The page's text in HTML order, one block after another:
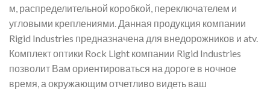
м, распределительной коробкой, переключателем и
угловыми креплениями. Данная продукция компании
Rigid Industries предназначена для внедорожников и atv.
Комплект оптики Rock Light компании Rigid Industries
позволит Вам ориентироваться на дороге в ночное
время, а окружающим отчетливо видеть ваш